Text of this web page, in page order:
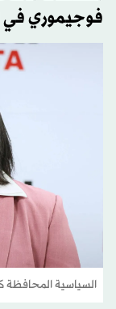
فوجيموري في
السياسية